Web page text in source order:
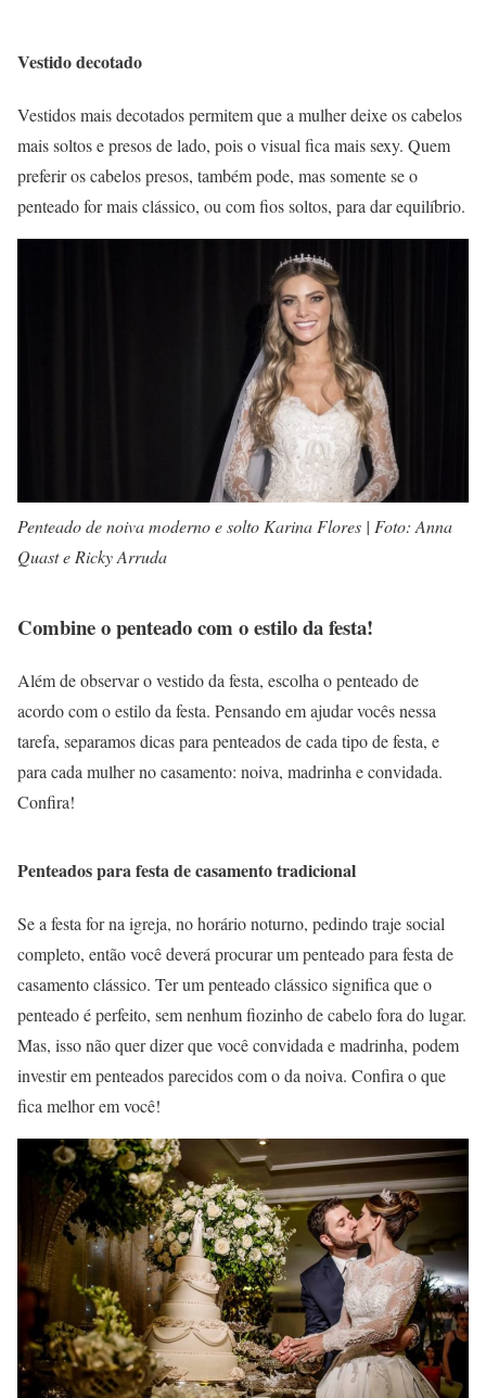
Vestido decotado
Vestidos mais decotados permitem que a mulher deixe os cabelos
mais soltos e presos de lado, pois o visual fica mais sexy. Quem
preferir os cabelos presos, também pode, mas somente se o
penteado for mais clássico, ou com fios soltos, para dar equilíbrio.
Penteado de noiva moderno e solto Karina Flores | Foto: Anna
Quast e Ricky Arruda
Combine o penteado com o estilo da festa!
Além de observar o vestido da festa, escolha o penteado de
acordo com o estilo da festa. Pensando em ajudar vocês nessa
tarefa, separamos dicas para penteados de cada tipo de festa, e
para cada mulher no casamento: noiva, madrinha e convidada.
Confira!
Penteados para festa de casamento tradicional
Se a festa for na igreja, no horário noturno, pedindo traje social
completo, então você deverá procurar um penteado para festa de
casamento clássico. Ter um penteado clássico significa que o
penteado é perfeito, sem nenhum fiozinho de cabelo fora do lugar.
Mas, isso não quer dizer que você convidada e madrinha, podem
investir em penteados parecidos com o da noiva. Confira o que
fica melhor em você!